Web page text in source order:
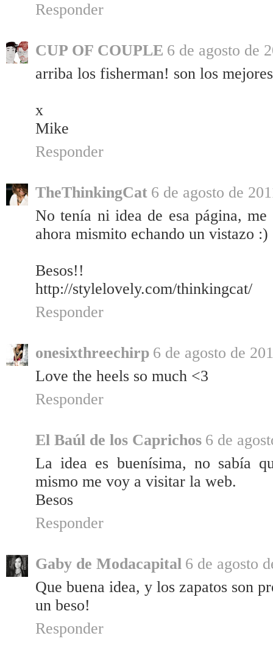
Responder
CUP OF COUPLE 6 de agosto de
arriba los fisherman! son los
x
Mike
Responder
TheThinkingCat 6 de agosto de
No tenía ni idea de esa página,
ahora mismito echando un vistazo :)
Besos!!
http://stylelovely.com/thinkingcat/
Responder
onesixthreechirp 6 de agosto de
Love the heels so much <3
Responder
El Baúl de los Caprichos 6 de
La idea es buenísima, no sabía
mismo me voy a visitar la web.
Besos
Responder
Gaby de Modacapital 6 de agosto
Que buena idea, y los zapatos son
un beso!
Responder